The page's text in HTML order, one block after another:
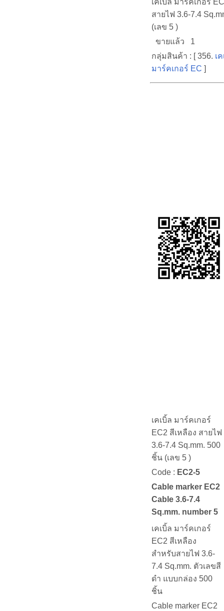
เคเบิ้ล มาร์คเกอร์
สายไฟ 3.6-7.4
(เลข 5 )
ขายแล้ว 1
กลุ่มสินค้า : [ 356. เ
มาร์คเกอร์ EC ]
เคเบิ้ล มาร์คเกอร์
EC2 สีเหลือง สายไฟ
3.6-7.4 Sq.mm. 500
ชิ้น (เลข 5 )
Code : EC2-5
Cable marker EC2
Cable 3.6-7.4
Sq.mm. number 5
เคเบิ้ล มาร์คเกอร์
EC2 สีเหลือง
สำหรับสายไฟ 3.6-
7.4 Sq.mm. ตัวเลขสี
ดำ แบบกล่อง 500
ชิ้น
Cable marker EC2